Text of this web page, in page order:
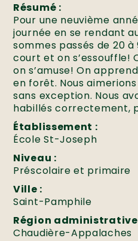
Résumé :
Pour une neuvième
journée en se rendant
sommes passés de 20
court et on s’essouffle!
on s’amuse! On
en forêt. Nous
sans exception. Nous
habillés correctement,
Établissement :
École St-Joseph
Niveau :
Préscolaire et primaire
Ville :
Saint-Pamphile
Région
Chaudière-Appalaches